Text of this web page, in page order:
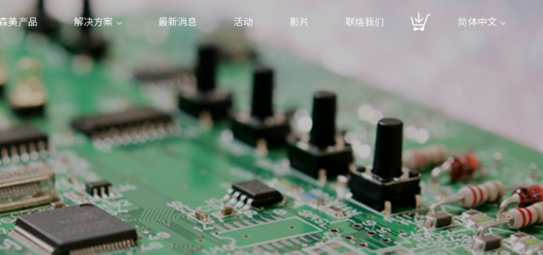
美产品 解决方案
物联网
常用料件
电动牵引电机应用
太阳能
汽车
电源供应器
最新消息 活动 影片 联络我们 简体中文